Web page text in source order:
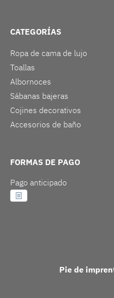
CATEGORÍAS
Ropa de cama de lujo
Toallas
Albornoces
Sábanas bajeras
Cojines decorativos
Accesorios de baño
FORMAS DE PAGO
Pago anticipado
Pie de